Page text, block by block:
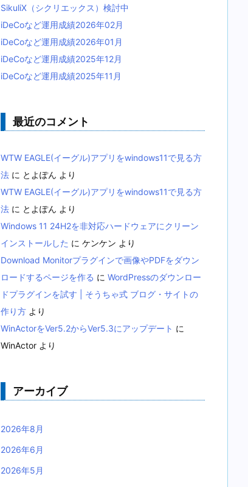
SikuliX（シクリエックス）検討中
iDeCoなど運用成績2026年02月
iDeCoなど運用成績2026年01月
iDeCoなど運用成績2025年12月
iDeCoなど運用成績2025年11月
最近のコメント
WTW EAGLE(イーグル)アプリをwindows11で見る方
法 に とよぽん より
WTW EAGLE(イーグル)アプリをwindows11で見る方
法 に とよぽん より
Windows 11 24H2を非対応ハードウェアにクリーン
インストールした に ケンケン より
Download Monitorプラグインで画像やPDFをダウン
ロードするページを作る に WordPressのダウンロー
ドプラグインを試す | そうちゃ式 ブログ・サイトの
作り方 より
WinActorをVer5.2からVer5.3にアップデート に
WinActor より
アーカイブ
2026年8月
2026年6月
2026年5月